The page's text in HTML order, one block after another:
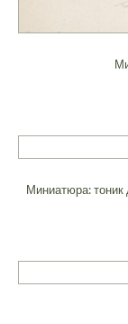
Миниатюра: тоник